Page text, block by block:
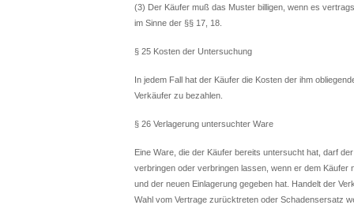
(3) Der Käufer muß das Muster billigen, wenn es
im Sinne der §§ 17, 18.
§ 25 Kosten der Untersuchung
In jedem Fall hat der Käufer die Kosten der ihm
Verkäufer zu bezahlen.
§ 26 Verlagerung untersuchter Ware
Eine Ware, die der Käufer bereits untersucht hat, darf
verbringen oder verbringen lassen, wenn er dem
und der neuen Einlagerung gegeben hat. Handelt der
Wahl vom Vertrage zurücktreten oder Schadensersatz